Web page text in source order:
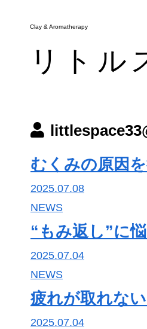
Clay & Aromatherapy
リトル
むくみの原因
2025.07.08
NEWS
“もみ返し”に
2025.07.04
NEWS
疲れが取れな
2025.07.04
リトル
お知らせ・ブログ
アクセス
予約・キャンペーン
tel.
不定休
山形市嶋南 ※詳しい住所は予約確定